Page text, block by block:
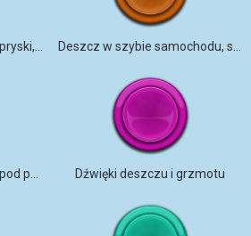
Dźwięki deszczu i grzmotu